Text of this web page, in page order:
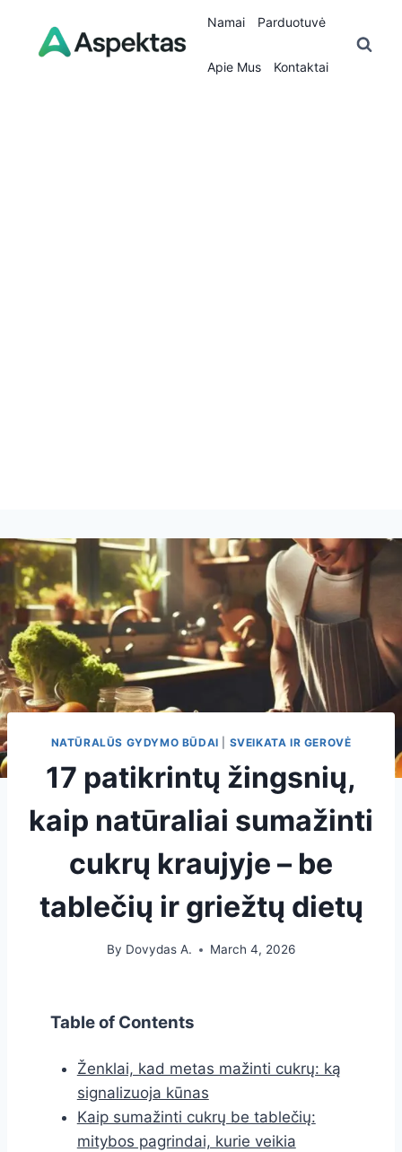
content
Namai Parduotuvė
Apie Mus Kontaktai
NATŪRALŪS GYDYMO BŪDAI SVEIKATA IR GEROVĖ
17 patikrintų žingsnių,
kaip natūraliai sumažinti
cukrų kraujyje – be
tablečių ir griežtų dietų
By Dovydas A. March 4, 2026
Table of Contents
Ženklai, kad metas mažinti cukrų: ką
signalizuoja kūnas
Kaip sumažinti cukrų be tablečių:
mitybos pagrindai, kurie veikia